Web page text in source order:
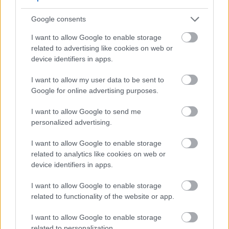
Google consents
I want to allow Google to enable storage
related to advertising like cookies on web or
device identifiers in apps.
I want to allow my user data to be sent to
Google for online advertising purposes.
I want to allow Google to send me
personalized advertising.
I want to allow Google to enable storage
related to analytics like cookies on web or
device identifiers in apps.
I want to allow Google to enable storage
related to functionality of the website or app.
I want to allow Google to enable storage
kihasználásával a sörfőzők változatos, összetett és
ízletes sörstílusokat hozhatnak létre.
SafAle T-58-cal történő sörfőzéskor
elengedhetetlen az optimális erjesztési
körülmények és hőmérsékleti tartomány
figyelembevétele, hogy a legtöbbet hozhassuk ki
ebből a sokoldalú élesztőtörzsből.
Előkészítési és prezentációs
módszerek
Az optimális erjesztési eredmények eléréséhez
elengedhetetlen a SafAle T-58 előkészítési és
bedobási módszereinek ismerete. A Fermentis
SafAle T-58 élesztő közvetlenül az erjesztőedénybe
önthető, vagy bedobás előtt rehidratálható.